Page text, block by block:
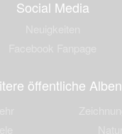
Social Media
öffentliche Alben